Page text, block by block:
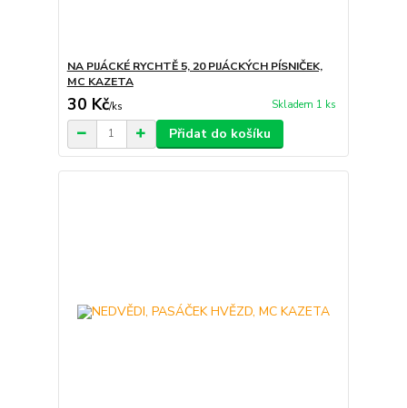
NA PIJÁCKÉ RYCHTĚ 5, 20 PIJÁCKÝCH PÍSNIČEK,
MC KAZETA
30 Kč/ks Skladem 1 ks
Přidat do košíku